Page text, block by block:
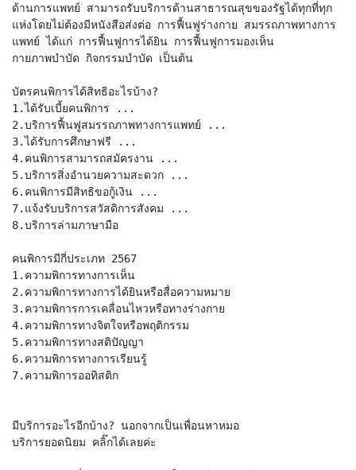
ด้านการแพทย์ สามารถรับบริการด้านสาธารณสุขของรัฐได้ทุกที่ทุก
แห่งโดยไม่ต้องมีหนังสือส่งต่อ การฟื้นฟูร่างกาย สมรรถภาพทางการ
แพทย์ ได้แก่ การฟื้นฟูการได้ยิน การฟื้นฟูการมองเห็น
กายภาพบำบัด กิจกรรมบำบัด เป็นต้น
บัตรคนพิการได้สิทธิอะไรบ้าง?
1.ได้รับเบี้ยคนพิการ ...
2.บริการฟื้นฟูสมรรถภาพทางการแพทย์ ...
3.ได้รับการศึกษาฟรี ...
4.คนพิการสามารถสมัครงาน ...
5.บริการสิ่งอำนวยความสะดวก ...
6.คนพิการมีสิทธิขอกู้เงิน ...
7.แจ้งรับบริการสวัสดิการสังคม ...
8.บริการล่ามภาษามือ
คนพิการมีกี่ประเภท 2567
1.ความพิการทางการเห็น
2.ความพิการทางการได้ยินหรือสื่อความหมาย
3.ความพิการการเคลื่อนไหวหรือทางร่างกาย
4.ความพิการทางจิตใจหรือพฤติกรรม
5.ความพิการทางสติปัญญา
6.ความพิการทางการเรียนรู้
7.ความพิการออทิสติก
มีบริการอะไรอีกบ้าง? นอกจากเป็นเพื่อนหาหมอ
บริการยอดนิยม คลิ๊กได้เลยค่ะ